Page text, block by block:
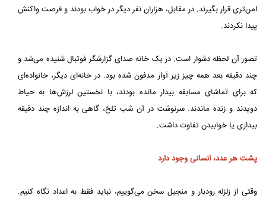
امن‌تری قرار بگیرند. در مقابل، هزاران نفر دیگر در خواب بودند و فرصت واکنش
پیدا نکردند.
تصور آن لحظه دشوار است. در یک خانه صدای گزارشگر فوتبال شنیده می‌شد و
چند دقیقه بعد همه چیز زیر آوار مدفون شده بود. در خانه‌ای دیگر، خانواده‌ای
که برای تماشای مسابقه بیدار مانده بودند، با نخستین لرزش‌ها به حیاط
دویدند و زنده ماندند. سرنوشت در آن شب تلخ، گاهی به اندازه چند دقیقه
بیداری یا خوابیدن تفاوت داشت.
پشت هر عدد، انسانی وجود دارد
وقتی از زلزله رودبار و منجیل سخن می‌گوییم، نباید فقط به اعداد نگاه کنیم.